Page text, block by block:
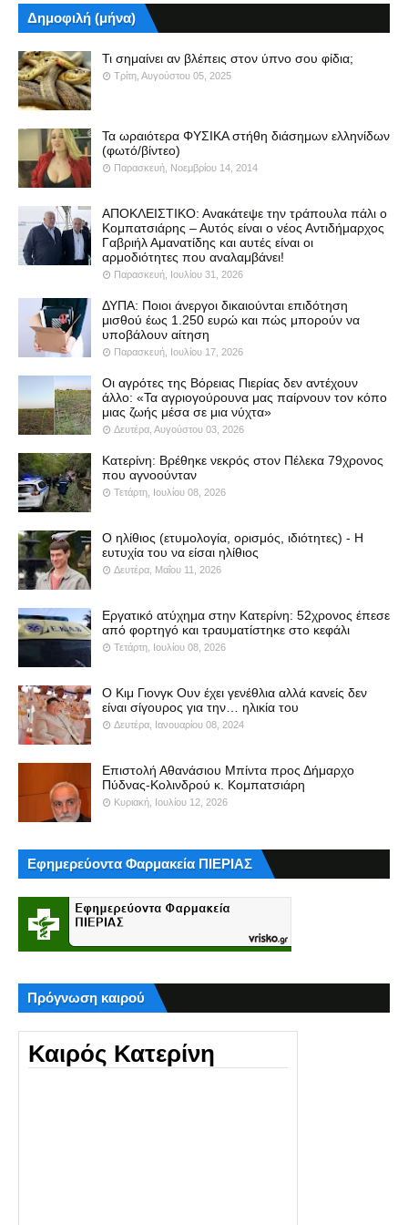
Δημοφιλή (μήνα)
Τι σημαίνει αν βλέπεις στον ύπνο σου φίδια;
Τρίτη, Αυγούστου 05, 2025
Τα ωραιότερα ΦΥΣΙΚΑ στήθη διάσημων ελληνίδων
(φωτό/βίντεο)
Παρασκευή, Νοεμβρίου 14, 2014
ΑΠΟΚΛΕΙΣΤΙΚΟ: Ανακάτεψε την τράπουλα πάλι ο
Κομπατσιάρης – Αυτός είναι ο νέος Αντιδήμαρχος
Γαβριήλ Αμανατίδης και αυτές είναι οι
αρμοδιότητες που αναλαμβάνει!
Παρασκευή, Ιουλίου 31, 2026
ΔΥΠΑ: Ποιοι άνεργοι δικαιούνται επιδότηση
μισθού έως 1.250 ευρώ και πώς μπορούν να
υποβάλουν αίτηση
Παρασκευή, Ιουλίου 17, 2026
Οι αγρότες της Βόρειας Πιερίας δεν αντέχουν
άλλο: «Τα αγριογούρουνα μας παίρνουν τον κόπο
μιας ζωής μέσα σε μια νύχτα»
Δευτέρα, Αυγούστου 03, 2026
Κατερίνη: Βρέθηκε νεκρός στον Πέλεκα 79χρονος
που αγνοούνταν
Τετάρτη, Ιουλίου 08, 2026
Ο ηλίθιος (ετυμολογία, ορισμός, ιδιότητες) - Η
ευτυχία του να είσαι ηλίθιος
Δευτέρα, Μαΐου 11, 2026
Εργατικό ατύχημα στην Κατερίνη: 52χρονος έπεσε
από φορτηγό και τραυματίστηκε στο κεφάλι
Τετάρτη, Ιουλίου 08, 2026
Ο Κιμ Γιονγκ Ουν έχει γενέθλια αλλά κανείς δεν
είναι σίγουρος για την… ηλικία του
Δευτέρα, Ιανουαρίου 08, 2024
Επιστολή Αθανάσιου Μπίντα προς Δήμαρχο
Πύδνας-Κολινδρού κ. Κομπατσιάρη
Κυριακή, Ιουλίου 12, 2026
Εφημερεύοντα Φαρμακεία ΠΙΕΡΙΑΣ
Πρόγνωση καιρού
Καιρός Κατερίνη